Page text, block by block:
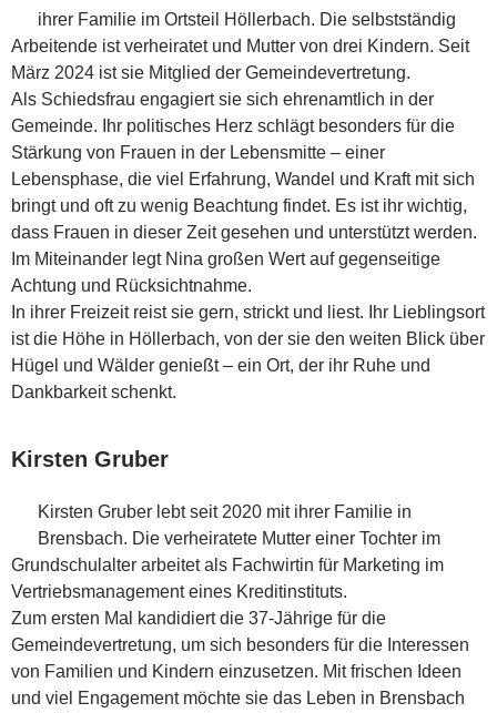
ihrer Familie im Ortsteil Höllerbach. Die selbstständig
Arbeitende ist verheiratet und Mutter von drei Kindern. Seit
März 2024 ist sie Mitglied der Gemeindevertretung.
Als Schiedsfrau engagiert sie sich ehrenamtlich in der
Gemeinde. Ihr politisches Herz schlägt besonders für die
Stärkung von Frauen in der Lebensmitte – einer
Lebensphase, die viel Erfahrung, Wandel und Kraft mit sich
bringt und oft zu wenig Beachtung findet. Es ist ihr wichtig,
dass Frauen in dieser Zeit gesehen und unterstützt werden.
Im Miteinander legt Nina großen Wert auf gegenseitige
Achtung und Rücksichtnahme.
In ihrer Freizeit reist sie gern, strickt und liest. Ihr Lieblingsort
ist die Höhe in Höllerbach, von der sie den weiten Blick über
Hügel und Wälder genießt – ein Ort, der ihr Ruhe und
Dankbarkeit schenkt.
Kirsten Gruber
Kirsten Gruber lebt seit 2020 mit ihrer Familie in
Brensbach. Die verheiratete Mutter einer Tochter im
Grundschulalter arbeitet als Fachwirtin für Marketing im
Vertriebsmanagement eines Kreditinstituts.
Zum ersten Mal kandidiert die 37-Jährige für die
Gemeindevertretung, um sich besonders für die Interessen
von Familien und Kindern einzusetzen. Mit frischen Ideen
und viel Engagement möchte sie das Leben in Brensbach